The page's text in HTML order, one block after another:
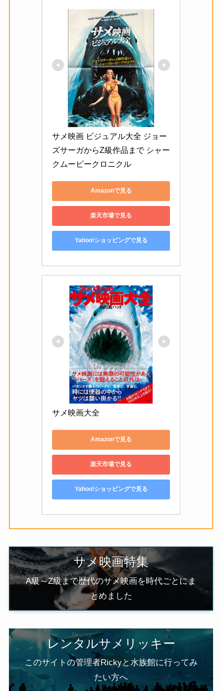
サメ映画 ビジュアル大全 ジョー
ズサーガからZ級作品まで シャー
クムービークロニクル
Amazonで見る
楽天市場で見る
Yahoo!ショッピングで見る
サメ映画大全
Amazonで見る
楽天市場で見る
Yahoo!ショッピングで見る
サメ映画特集
A級～Z級まで歴代のサメ映画を時代ごとにま
とめました
レンタルサメリッキー
このサイトの管理者Rickyと水族館に行ってみ
たい方へ